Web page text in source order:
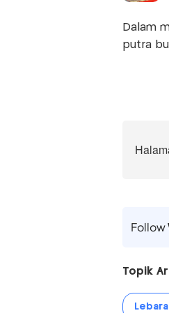
Dalam
putra
Follow
Topik